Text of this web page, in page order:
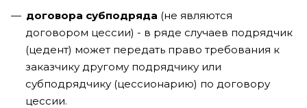
договора субподряда (не являются
договором цессии) - в ряде случаев подрядчик
(цедент) может передать право требования к
заказчику другому подрядчику или
субподрядчику (цессионарию) по договору
цессии.